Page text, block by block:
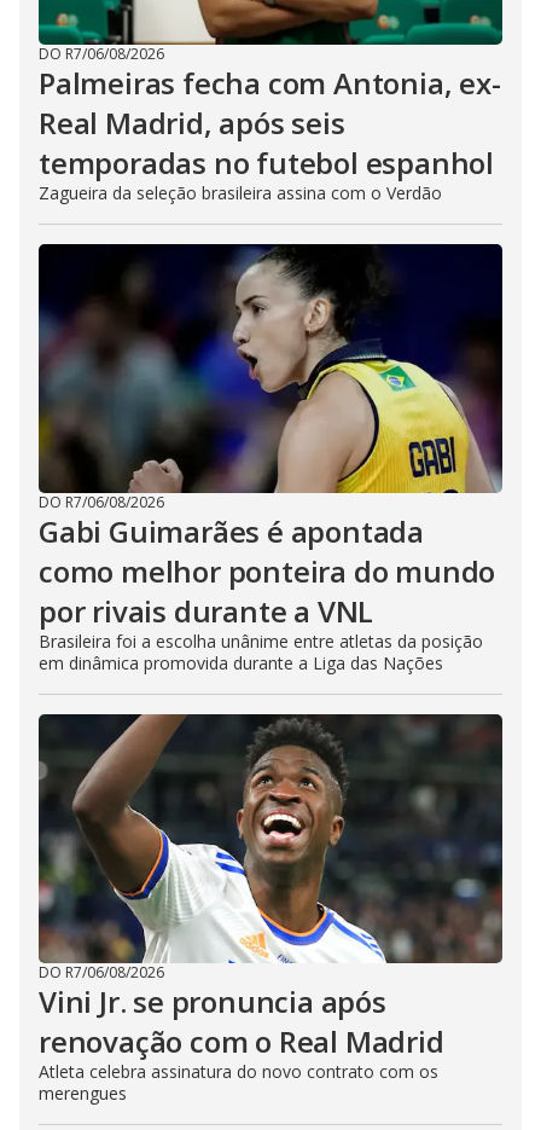
DO R7/06/08/2026
Palmeiras fecha com Antonia, ex-
Real Madrid, após seis
temporadas no futebol espanhol
Zagueira da seleção brasileira assina com o Verdão
DO R7/06/08/2026
Gabi Guimarães é apontada
como melhor ponteira do mundo
por rivais durante a VNL
Brasileira foi a escolha unânime entre atletas da posição
em dinâmica promovida durante a Liga das Nações
DO R7/06/08/2026
Vini Jr. se pronuncia após
renovação com o Real Madrid
Atleta celebra assinatura do novo contrato com os
merengues